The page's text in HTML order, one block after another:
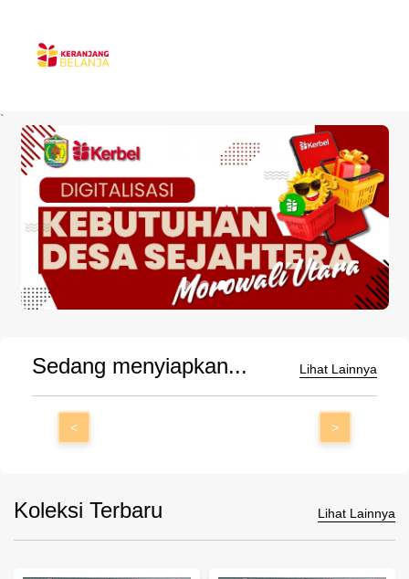
`
Sedang menyiapkan... Lihat Lainnya
< >
Koleksi Terbaru Lihat Lainnya